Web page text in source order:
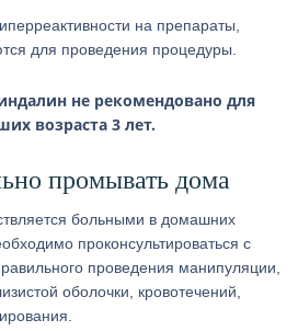
на препараты,
для проведения процедуры.
не рекомендовано для
возраста 3 лет.
промывать дома
больными в домашних
проконсультироваться с
проведения манипуляции,
оболочки, кровотечений,